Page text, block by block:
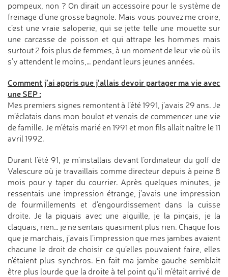
pompeux, non ? On dirait un accessoire pour le système de
freinage d’une grosse bagnole. Mais vous pouvez me croire,
c’est une vraie saloperie, qui se jette telle une mouette sur
une carcasse de poisson et qui attrape les hommes mais
surtout 2 fois plus de femmes, à un moment de leur vie où ils
s’y attendent le moins,… pendant leurs jeunes années.
Comment j’ai appris que j’allais devoir partager ma vie avec
une SEP :
Mes premiers signes remontent à l’été 1991, j’avais 29 ans. Je
m’éclatais dans mon boulot et venais de commencer une vie
de famille. Je m’étais marié en 1991 et mon fils allait naître le 11
avril 1992.
Durant l’été 91, je m’installais devant l’ordinateur du golf de
Valescure où je travaillais comme directeur depuis à peine 8
mois pour y taper du courrier. Après quelques minutes, je
ressentais une impression étrange, j’avais une impression
de fourmillements et d’engourdissement dans la cuisse
droite. Je la piquais avec une aiguille, je la pinçais, je la
claquais, rien… je ne sentais quasiment plus rien. Chaque fois
que je marchais, j’avais l’impression que mes jambes avaient
chacune le droit de choisir ce qu’elles pouvaient faire, elles
n’étaient plus synchros. En fait ma jambe gauche semblait
être plus lourde que la droite à tel point qu’il m’était arrivé de